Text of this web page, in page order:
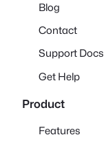
Blog
Contact
Support Docs
Get Help
Product
Features